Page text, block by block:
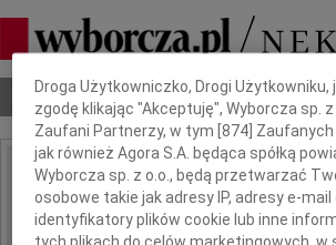
Nekrologi Odeszli Poradnik pogrzebowy
IMIĘ I NAZWISKO: Witold
Dbamy o Twoją prywatność
Droga Użytkowniczko, Drogi Użytkowniku,
zgodę klikając "Akceptuję", Wyborcza sp. z
Zaufani Partnerzy, w tym [874 ]
jak również Agora S.A. będąca spółką
Wyborcza sp. z o.o., będą przetwarzać
osobowe takie jak adresy IP, adresy e-mail
identyfikatory plików cookie lub inne